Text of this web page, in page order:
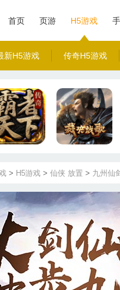
首页 页游 H5游戏
新H5游戏 传奇H5游戏
> H5游戏 > 仙侠 放置 > 九州仙